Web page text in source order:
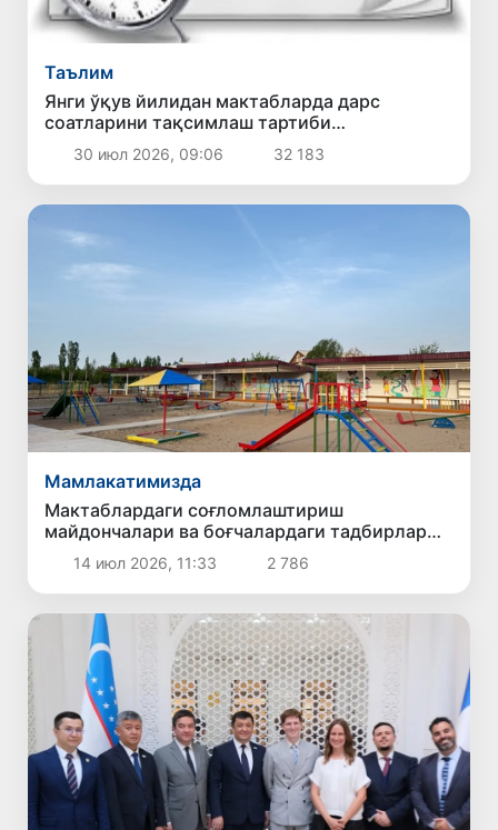
Таълим
Янги ўқув йилидан мактабларда дарс
соатларини тақсимлаш тартиби
ўзгартирилади
30 июл 2026, 09:06 32 183
Мамлакатимизда
Мактаблардаги соғломлаштириш
майдончалари ва боғчалардаги тадбирлар
тўхтатилди
14 июл 2026, 11:33 2 786